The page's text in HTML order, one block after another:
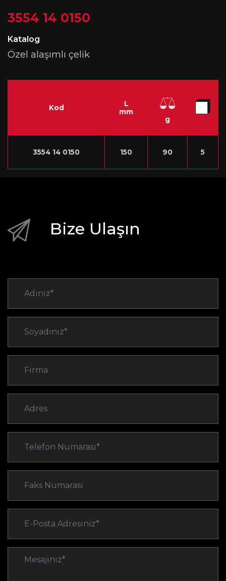
3554 14 0150
Katalog
Özel alaşımlı çelik
Kod
L
mm
g
3554 14 0150 150 90 5
Bize Ulaşın